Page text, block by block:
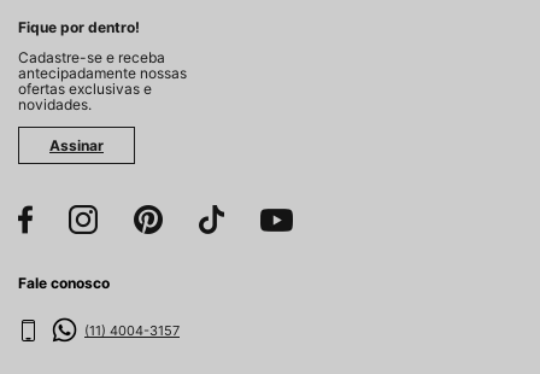
Fique por dentro!
Cadastre-se e receba
antecipadamente nossas
ofertas exclusivas e
novidades.
Assinar
Fale conosco
(11) 4004-3157